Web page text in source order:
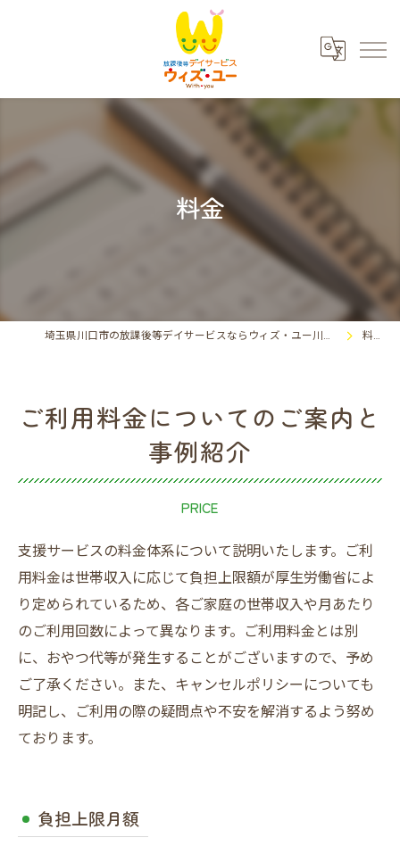
料金
埼玉県川口市の放課後等デイサービスならウィズ・ユー川口東領家 料金
ご利用料金についてのご案内と
事例紹介
PRICE
支援サービスの料金体系について説明いたします。ご利
用料金は世帯収入に応じて負担上限額が厚生労働省によ
り定められているため、各ご家庭の世帯収入や月あたり
のご利用回数によって異なります。ご利用料金とは別
に、おやつ代等が発生することがございますので、予め
ご了承ください。また、キャンセルポリシーについても
明記し、ご利用の際の疑問点や不安を解消するよう努め
ております。
負担上限月額